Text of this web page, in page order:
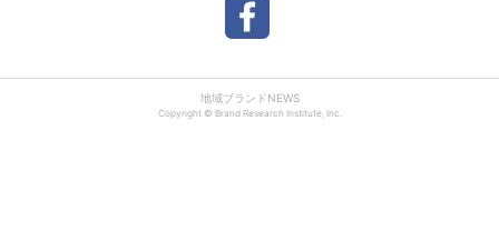
地域ブランドNEWS
Copyright © Brand Research Institute, Inc.